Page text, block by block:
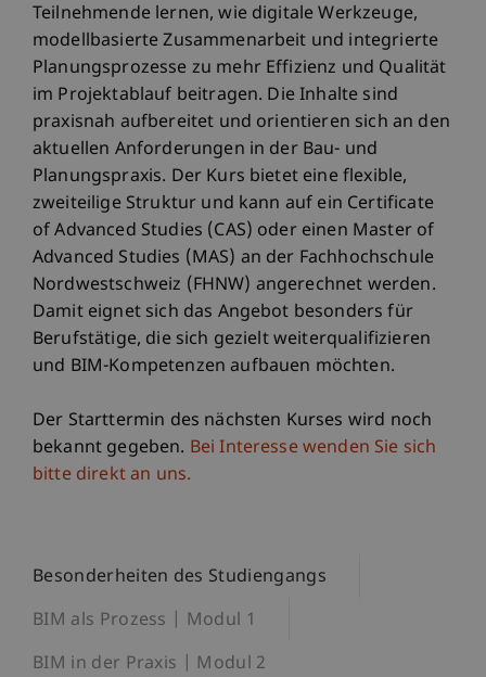
Teilnehmende lernen, wie digitale Werkzeuge,
modellbasierte Zusammenarbeit und integrierte
Planungsprozesse zu mehr Effizienz und Qualität
im Projektablauf beitragen. Die Inhalte sind
praxisnah aufbereitet und orientieren sich an den
aktuellen Anforderungen in der Bau- und
Planungspraxis. Der Kurs bietet eine flexible,
zweiteilige Struktur und kann auf ein Certificate
of Advanced Studies (CAS) oder einen Master of
Advanced Studies (MAS) an der Fachhochschule
Nordwestschweiz (FHNW) angerechnet werden.
Damit eignet sich das Angebot besonders für
Berufstätige, die sich gezielt weiterqualifizieren
und BIM-Kompetenzen aufbauen möchten.
Der Starttermin des nächsten Kurses wird noch
bekannt gegeben. Bei Interesse wenden Sie sich
bitte direkt an uns.
Besonderheiten des Studiengangs
BIM als Prozess | Modul 1
BIM in der Praxis | Modul 2